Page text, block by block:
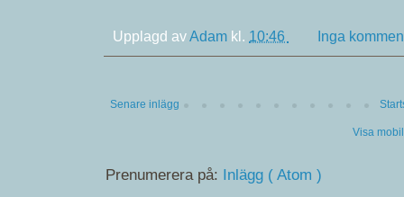
Upplagd avAdam kl. 10:46 Inga
Senare inlägg
Visa
Prenumerera på: Inlägg ( Atom )